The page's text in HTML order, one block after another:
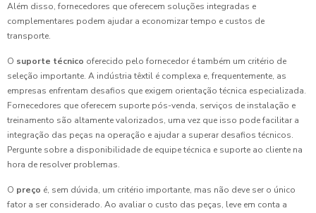
Além disso, fornecedores que oferecem soluções integradas e
complementares podem ajudar a economizar tempo e custos de
transporte.
O suporte técnico oferecido pelo fornecedor é também um critério de
seleção importante. A indústria têxtil é complexa e, frequentemente, as
empresas enfrentam desafios que exigem orientação técnica especializada.
Fornecedores que oferecem suporte pós-venda, serviços de instalação e
treinamento são altamente valorizados, uma vez que isso pode facilitar a
integração das peças na operação e ajudar a superar desafios técnicos.
Pergunte sobre a disponibilidade de equipe técnica e suporte ao cliente na
hora de resolver problemas.
O preço é, sem dúvida, um critério importante, mas não deve ser o único
fator a ser considerado. Ao avaliar o custo das peças, leve em conta a